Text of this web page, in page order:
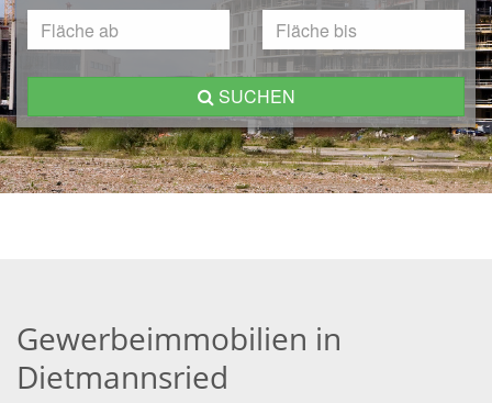
SUCHEN
Gewerbeimmobilien in
Dietmannsried